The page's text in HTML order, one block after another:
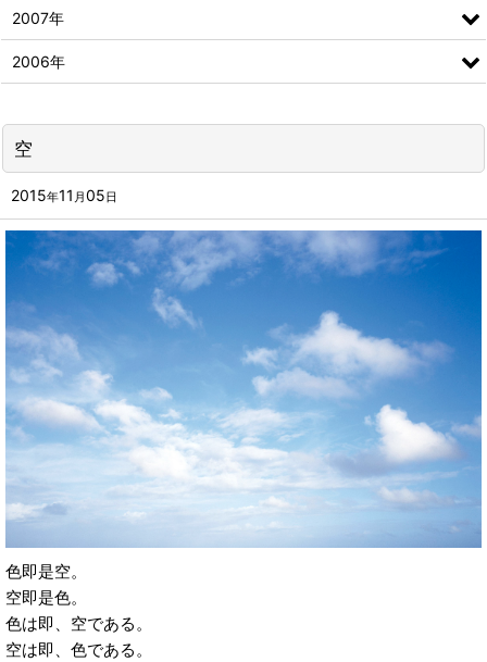
空
2015年11 月 05 日
色即是空。
空即是色。
色は即、空である。
空は即、色である。
2007年
2006年